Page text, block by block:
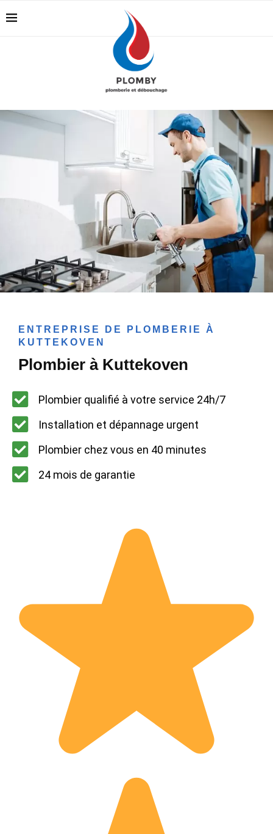
ENTREPRISE DE PLOMBERIE À
KUTTEKOVEN
Plombier à Kuttekoven
Plombier qualifié à votre service 24h/7
Installation et dépannage urgent
Plombier chez vous en 40 minutes
24 mois de garantie